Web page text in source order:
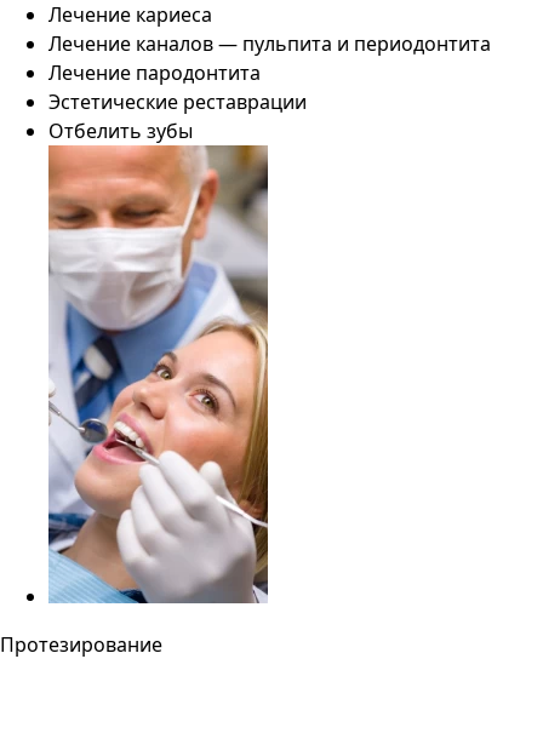
Лечение кариеса
Лечение каналов — пульпита и периодонтита
Лечение пародонтита
Эстетические реставрации
Отбелить зубы
Протезирование